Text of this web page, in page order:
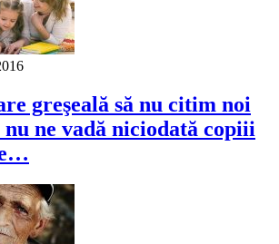
greşeală să nu citim noi
nu ne vadă niciodată copiii